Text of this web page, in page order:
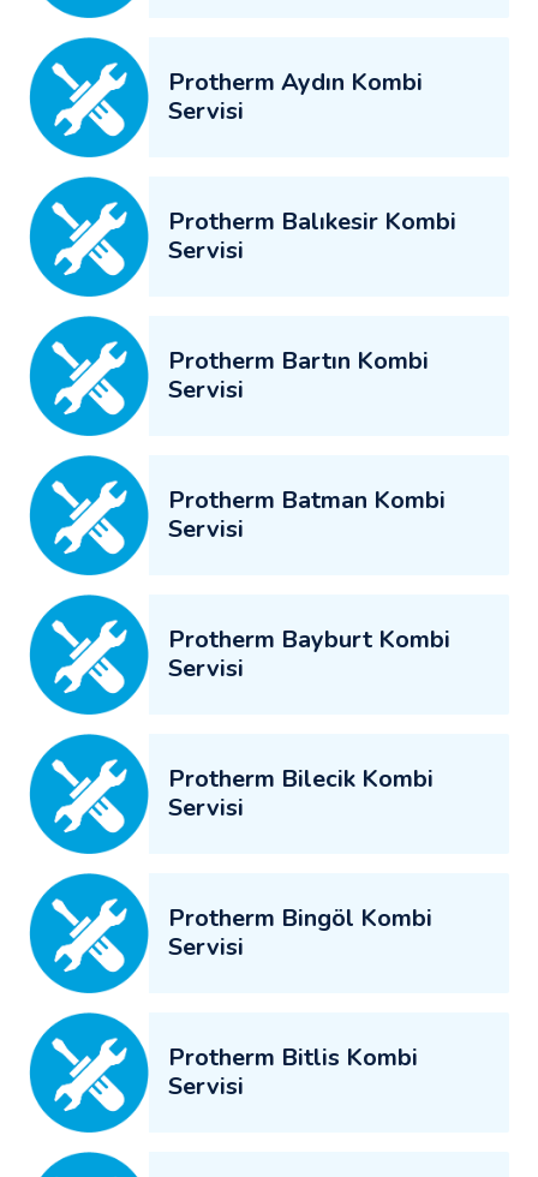
Protherm Aydın Kombi
Servisi
Protherm Balıkesir Kombi
Servisi
Protherm Bartın Kombi
Servisi
Protherm Batman Kombi
Servisi
Protherm Bayburt Kombi
Servisi
Protherm Bilecik Kombi
Servisi
Protherm Bingöl Kombi
Servisi
Protherm Bitlis Kombi
Servisi